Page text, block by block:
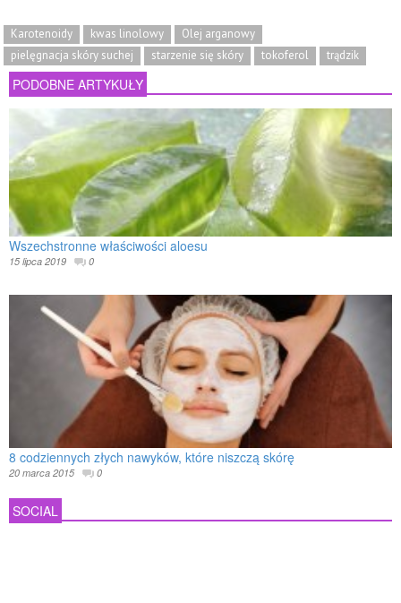
Karotenoidy kwas linolowy
Olej arganowy
pielęgnacja skóry suchej
starzenie się skóry tokoferol trądzik
PODOBNE ARTYKUŁY
Wszechstronne właściwości aloesu
15 lipca 2019 0
8 codziennych złych nawyków, które niszczą skórę
20 marca 2015 0
SOCIAL